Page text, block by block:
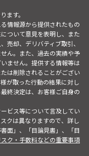
ます。
情報源から提供されたもの
ついて意見を表明し、また
売却、デリバティブ取引、
ん。また、過去の実績や予
ません。提供する情報等は
は削除されることがござい
が取った行動の結果に対し
終決定は、お客様ご自身の
ビス等について言及してい
クは異なりますので、詳し
面」、「目論見書」、「目
スク・手数料などの重要事項